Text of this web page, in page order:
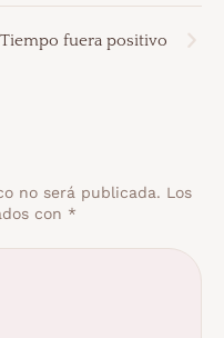
Tiempo fuera positivo
no será publicada. Los
con *